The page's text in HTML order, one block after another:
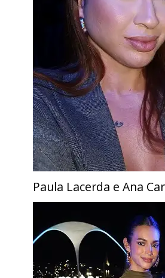
Paula Lacerda e Ana